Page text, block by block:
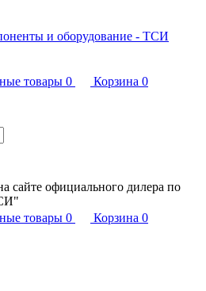
товары 0 Корзина 0
сайте официального дилера по
товары 0 Корзина 0